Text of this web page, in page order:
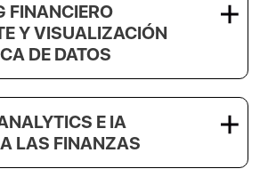
FINANCIERO
Y VISUALIZACIÓN
DE DATOS
E IA
LAS FINANZAS